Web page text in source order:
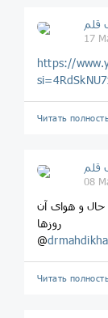
قلم
17
https://
Читать
قلم
08
شهید حسین خزعلی در سال 1357 و حال و هوای آن
روزها
@
Читать